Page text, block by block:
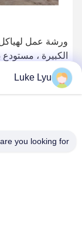
ورشة عمل لهياكل
الكبيرة ، مستودع
المجهز
احصل على
Luke Lyu
you looking for?